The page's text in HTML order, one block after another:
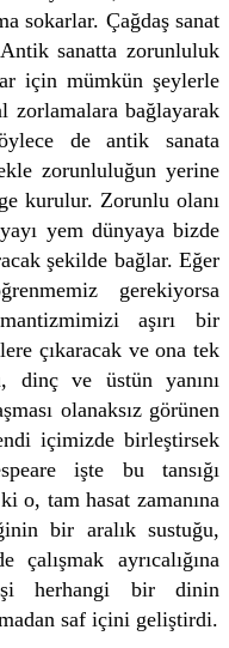
sokarlar. Çağdaş sanat
sanatta zorunluluk
için mümkün şeylerle
zorlamalara bağlayarak
de antik sanata
zorunluluğun yerine
kurulur. Zorunlu olanı
yem dünyaya bizde
şekilde bağlar. Eğer
gerekiyorsa
aşırı bir
çıkaracak ve ona tek
dinç ve üstün yanını
olanaksız görünen
içimizde birleştirsek
işte bu tansığı
o, tam hasat zamanına
bir aralık sustuğu,
ayrıcalığına
herhangi bir dinin
saf içini geliştirdi.